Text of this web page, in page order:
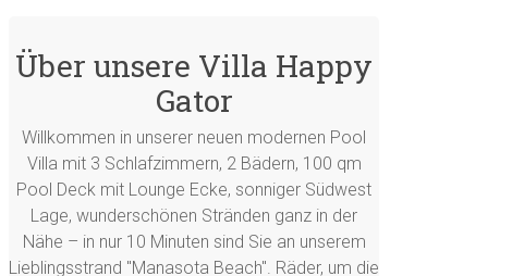
Über unsere Villa Happy
Gator
Willkommen in unserer neuen modernen Pool
Villa mit 3 Schlafzimmern, 2 Bädern, 100 qm
Pool Deck mit Lounge Ecke, sonniger Südwest
Lage, wunderschönen Stränden ganz in der
Nähe – in nur 10 Minuten sind Sie an unserem
Lieblingsstrand "Manasota Beach". Räder, um die